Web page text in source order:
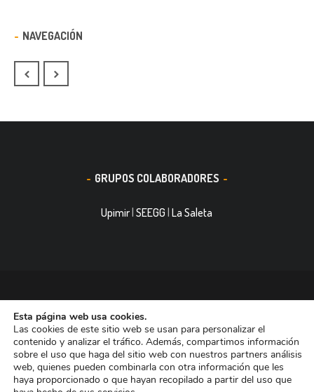
NAVEGACIÓN
GRUPOS COLABORADORES
Upimir|SEEGG |La Saleta
© 2016, Smith&Nephew, S.A. es un negocio mundial de
tecnología médica dedicada a mejorar la vida de las personas.
Nuestras divisiones de negocio ocupan las primeras posiciones
entre las empresas dedicadas a Reconstrucción Ortopédica,
Curación de heridas Medicina del Deporte y Trauma. Tiene casi
Esta página web usa cookies.
Las cookies de este sitio web se usan para personalizar el
contenido y analizar el tráfico. Además, compartimos información
sobre el uso que haga del sitio web con nuestros partners análisis
web, quienes pueden combinarla con otra información que les
haya proporcionado o que hayan recopilado a partir del uso que